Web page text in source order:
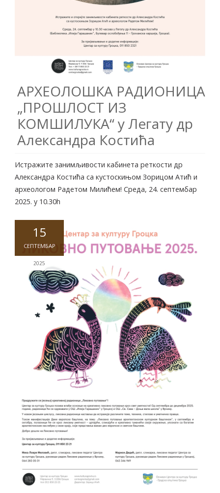
АРХЕОЛОШКА РАДИОНИЦА
„ПРОШЛОСТ ИЗ
КОМШИЛУКА“ у Легату др
Александра Костића
Истражите занимљивости кабинета реткости др
Александра Костића са кустоскињом Зорицом Атић и
археологом Радетом Милићем! Среда, 24. септембар
2025. у 10.30h
15
СЕПТЕМБАР
2025